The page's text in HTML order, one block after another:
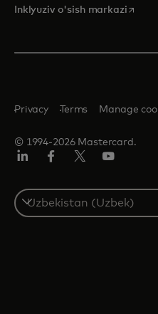
Inklyuziv o'sish markaziopens
© 1994-2026 Mastercard.
Privacy Terms Manage
Select
a
country